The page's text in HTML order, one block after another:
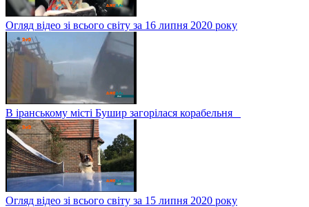
Огляд відео зі всього світу за 16 липня 2020 року
В іранському місті Бушир загорілася корабельня
Огляд відео зі всього світу за 15 липня 2020 року